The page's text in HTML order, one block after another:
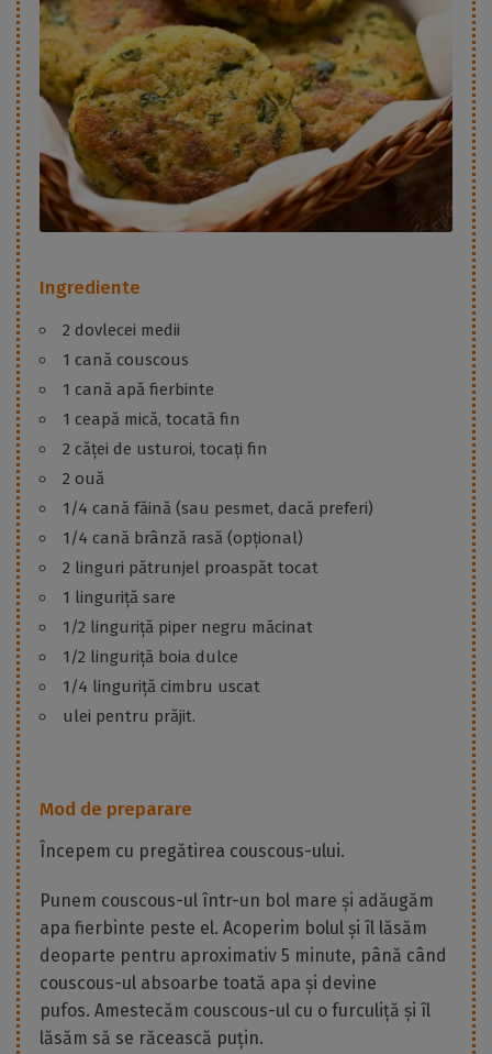
Ingrediente
2 dovlecei medii
1 cană couscous
1 cană apă fierbinte
1 ceapă mică, tocată fin
2 căței de usturoi, tocați fin
2 ouă
1/4 cană făină (sau pesmet, dacă preferi)
1/4 cană brânză rasă (opțional)
2 linguri pătrunjel proaspăt tocat
1 linguriță sare
1/2 linguriță piper negru măcinat
1/2 linguriță boia dulce
1/4 linguriță cimbru uscat
ulei pentru prăjit.
Mod de preparare
Începem cu pregătirea couscous-ului.
Punem couscous-ul într-un bol mare și adăugăm
apa fierbinte peste el. Acoperim bolul și îl lăsăm
deoparte pentru aproximativ 5 minute, până când
couscous-ul absoarbe toată apa și devine
pufos. Amestecăm couscous-ul cu o furculiță și îl
lăsăm să se răcească puțin.